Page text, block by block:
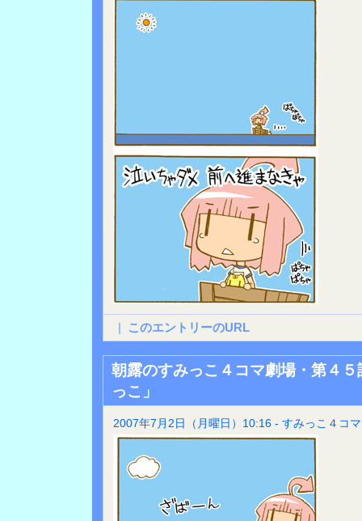
| このエントリーのURL
朝露のすみっこ４コマ劇場・第４
っこ」
2007年7月2日（月曜日）10:16 - すみっこ４コマ